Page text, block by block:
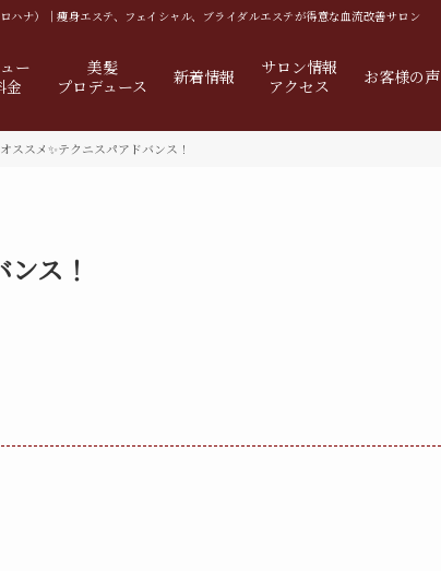
ハナ）｜ 痩身エステ、フェイシャル、ブライダルエステが得意な血流改善サロン
ー
金
美髪
プロデュース
新着情報
サロン情報
アクセス
お客様の声
オススメ✨テクニスパアドバンス！
ス！